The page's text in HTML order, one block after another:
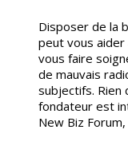
Disposer de la
peut vous aider
vous faire
de mauvais
subjectifs. Rien
fondateur est
New Biz